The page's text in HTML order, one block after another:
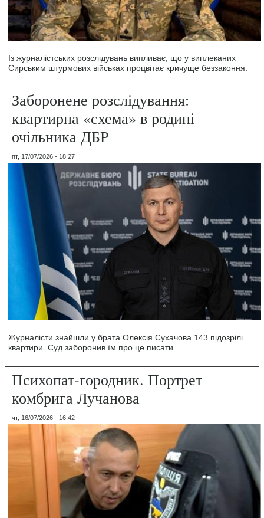
Із журналістських розслідувань випливає, що у виплеканих
Сирським штурмових військах процвітає кричуще беззаконня.
Заборонене розслідування:
квартирна «схема» в родині
очільника ДБР
пт, 17/07/2026 - 18:27
Журналісти знайшли у брата Олексія Сухачова 143 підозрілі
квартири. Суд заборонив їм про це писати.
Психопат-городник. Портрет
комбрига Лучанова
чт, 16/07/2026 - 16:42